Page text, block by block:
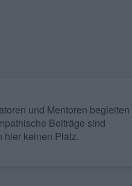
und Mentoren begleiten
Beiträge sind
hier keinen Platz.